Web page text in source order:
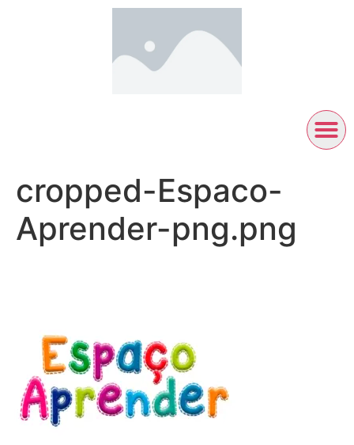
cropped-Espaco-
Aprender-png.png